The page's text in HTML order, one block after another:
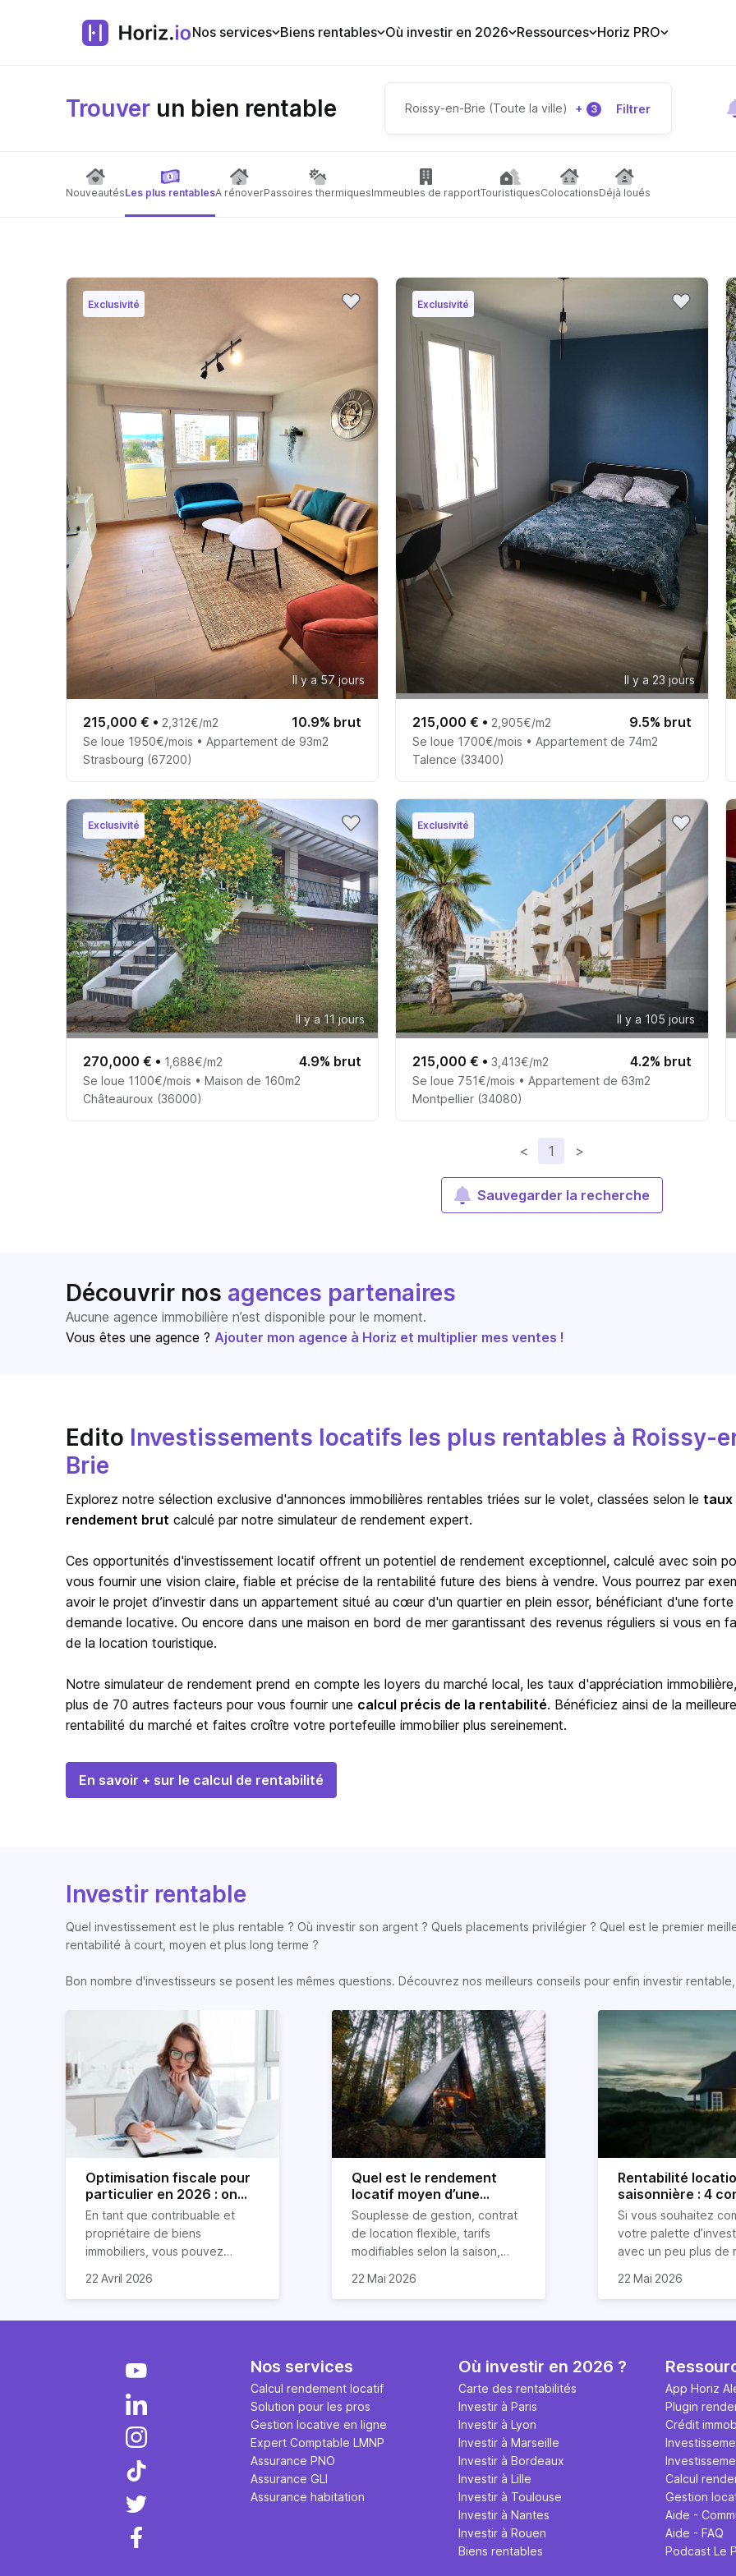
Nos services Biens rentables Où investir en 2026 Ressources Horiz PRO
Trouver un bien rentable Roissy-en-Brie (Toute la ville) + 3 Filtrer
NouveautésLes plus rentablesA rénoverPassoires thermiquesImmeubles de rapportTouristiquesColocationsDéjà loués
Exclusivité
Il y a 57 jours
215,000 € • 2,312€/m2 10.9% brut
Se loue 1950€/mois • Appartement de 93m2
Strasbourg (67200)
Exclusivité
Il y a 23 jours
215,000 € • 2,905€/m2 9.5% brut
Se loue 1700€/mois • Appartement de 74m2
Talence (33400)
Exclusivité
Il y a 11 jours
270,000 € • 1,688€/m2 4.9% brut
Se loue 1100€/mois • Maison de 160m2
Châteauroux (36000)
Exclusivité
Il y a 105 jours
215,000 € •3,413€/m2 4.2% brut
Se loue 751€/mois • Appartement de 63m2
Montpellier (34080)
< 1 >
Sauvegarder la recherche
Découvrir nos agences partenaires
Aucune agence immobilière n’est disponible pour le moment.
Vous êtes une agence ? Ajouter mon agence à Horiz et multiplier mes ventes !
Edito Investissements locatifs les plus rentables à Roissy-
Brie
Explorez notre sélection exclusive d'annonces immobilières rentables triées sur le volet, classées selon le taux
rendement brut calculé par notre simulateur de rendement expert.
Ces opportunités d'investissement locatif offrent un potentiel de rendement exceptionnel, calculé avec soin
vous fournir une vision claire, fiable et précise de la rentabilité future des biens à vendre. Vous pourrez par
avoir le projet d’investir dans un appartement situé au cœur d'un quartier en plein essor, bénéficiant d'une forte
demande locative. Ou encore dans une maison en bord de mer garantissant des revenus réguliers si vous en
de la location touristique.
Notre simulateur de rendement prend en compte les loyers du marché local, les taux d'appréciation
plus de 70 autres facteurs pour vous fournir une calcul précis de la rentabilité. Bénéficiez ainsi de la meilleure
rentabilité du marché et faites croître votre portefeuille immobilier plus sereinement.
En savoir + sur le calcul de rentabilité
Investir rentable
Quel investissement est le plus rentable ? Où investir son argent ? Quels placements privilégier ? Quel est le premier
rentabilité à court, moyen et plus long terme ?
Bon nombre d'investisseurs se posent les mêmes questions. Découvrez nos meilleurs conseils pour enfin investir
Optimisation fiscale pour
particulier en 2026 : on
vous explique tout
En tant que contribuable et
propriétaire de biens
immobiliers, vous pouvez
imposition en optimisant votre
nombreuses méthodes légales
notre article.
22 Avril 2026
Quel est le rendement
locatif moyen d’une
location Airbnb ?
Souplesse de gestion, contrat
de location flexible, tarifs
modifiables selon la saison,
d’impayés de loyers… la
comporte de nombreux
également un rendement
surtout si vous louez votre bien
via Airbnb.
appartement sera dans ce
rendement locatif sur Airbnb
fonction de plusieurs facteurs :
taux d’occupation, frais
d’exploitation et qualité de
gestion. Les détails dans cet
article.
22 Mai 2026
Rentabilité
saisonnière : 4
Si vous souhaitez
votre palette
avec un peu plus de
dans l’immobilier ou
Durée) peut être
de la location
condition de
compte quelques
et surtout, à
pas tout miser
nous y reviendrons.
4 conseils précieux
réussir votre
location Airbnb !
22 Mai 2026
Nos services
Calcul rendement locatif
Solution pour les pros
Gestion locative en ligne
Expert Comptable LMNP
Assurance PNO
Assurance GLI
Assurance habitation
Où investir en 2026 ?
Carte des rentabilités
Investir à Paris
Investir à Lyon
Investir à Marseille
Investir à Bordeaux
Investir à Lille
Investir à Toulouse
Investir à Nantes
Investir à Rouen
Biens rentables
App Horiz
Plugin
Crédit
Calcul
Gestion
Aide -
Aide - FAQ
Podcast Le